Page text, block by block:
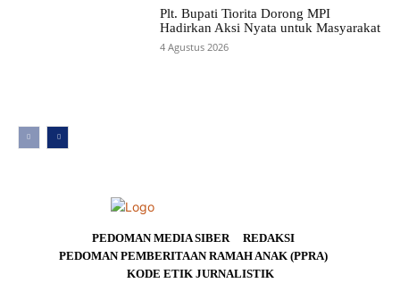
Plt. Bupati Tiorita Dorong MPI
Hadirkan Aksi Nyata untuk Masyarakat
4 Agustus 2026
PEDOMAN MEDIA SIBER
REDAKSI
PEDOMAN PEMBERITAAN RAMAH ANAK (PPRA)
KODE ETIK JURNALISTIK